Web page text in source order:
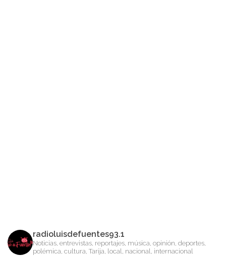
radioluisdefuentes93.1
Noticias, entrevistas, reportajes, música, opinión, deportes,
polémica, cultura, Tarija, local, nacional, internacional